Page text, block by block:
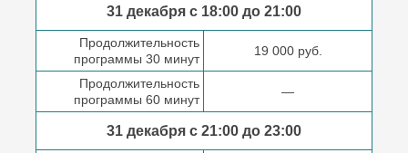
31 декабря с 18:00 до 21:00
Продолжительность
программы 30 минут
19 000 руб.
Продолжительность
программы 60 минут
—
31 декабря с 21:00 до 23:00